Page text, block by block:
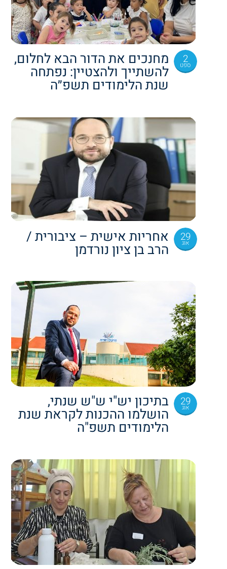
2
ספט מחנכים את הדור הבא לחלום,
להשתייך ולהצטיין: נפתחה
שנת הלימודים תשפ״ה
29
אוג אחריות אישית – ציבורית /
הרב בן ציון נורדמן
29
אוג בתיכון יש"י ש"ש שנתי,
הושלמו ההכנות לקראת שנת
הלימודים תשפ"ה